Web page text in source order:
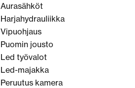
Aurasähköt
Harjahydrauliikka
Vipuohjaus
Puomin jousto
Led työvalot
Led-majakka
Peruutus kamera